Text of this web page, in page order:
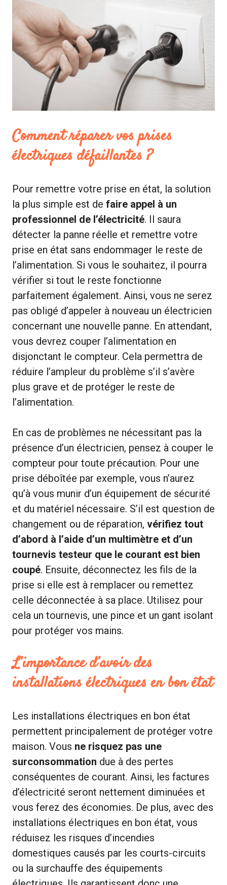
Comment réparer vos prises
électriques défaillantes ?
Pour remettre votre prise en état, la solution
la plus simple est de faire appel à un
professionnel de l’électricité. Il saura
détecter la panne réelle et remettre votre
prise en état sans endommager le reste de
l’alimentation. Si vous le souhaitez, il pourra
vérifier si tout le reste fonctionne
parfaitement également. Ainsi, vous ne serez
pas obligé d’appeler à nouveau un électricien
concernant une nouvelle panne. En attendant,
vous devrez couper l’alimentation en
disjonctant le compteur. Cela permettra de
réduire l’ampleur du problème s’il s’avère
plus grave et de protéger le reste de
l’alimentation.
En cas de problèmes ne nécessitant pas la
présence d’un électricien, pensez à couper le
compteur pour toute précaution. Pour une
prise déboîtée par exemple, vous n’aurez
qu’à vous munir d’un équipement de sécurité
et du matériel nécessaire. S’il est question de
changement ou de réparation, vérifiez tout
d’abord à l’aide d’un multimètre et d’un
tournevis testeur que le courant est bien
coupé. Ensuite, déconnectez les fils de la
prise si elle est à remplacer ou remettez
celle déconnectée à sa place. Utilisez pour
cela un tournevis, une pince et un gant isolant
pour protéger vos mains.
L’importance d’avoir des
installations électriques en bon état
Les installations électriques en bon état
permettent principalement de protéger votre
maison. Vous ne risquez pas une
surconsommation due à des pertes
conséquentes de courant. Ainsi, les factures
d’électricité seront nettement diminuées et
vous ferez des économies. De plus, avec des
installations électriques en bon état, vous
réduisez les risques d’incendies
domestiques causés par les courts-circuits
ou la surchauffe des équipements